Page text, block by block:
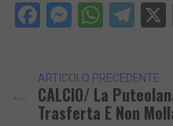
Facebook
ARTICOLO PRECEDENTE
CALCIO/ La
Trasferta E Non